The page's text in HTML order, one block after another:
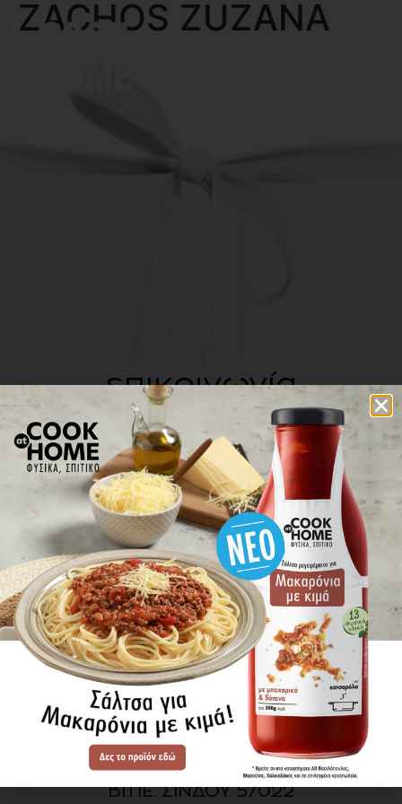
ZACHOS ZUZANA
επικοινωνία
πού βρίσκω τα προϊόντα
ΕΝΗΜΕΡΩΘΕΙΤΕ ΠΡΩΤΟΙ
ΓΙΑ ΤΑ ΝΕΑ ΜΑΣ
ΕΓΓΡΑΦΗ
SITE MAP
ΠΡΟΪΟΝΤΑ
ΣΥΝΤΑΓΕΣ
Η ΙΣΤΟΡΙΑ ΜΑΣ
VIDEOS
ΠΡΟΒΥΛ Α.Ε.
ΟΔΟΣ Α3
ΒΙ.ΠΕ. ΣΙΝΔΟΥ 57022